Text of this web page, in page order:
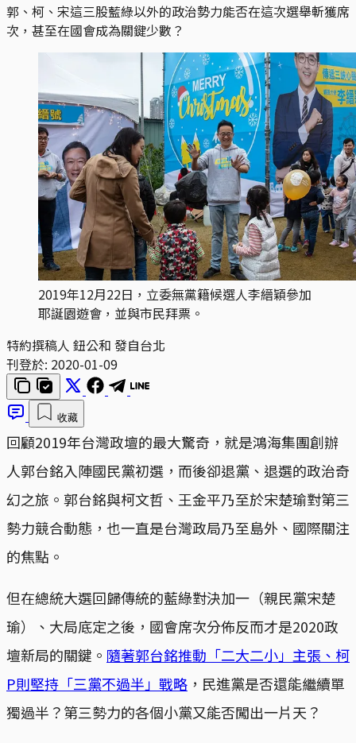
郭、柯、宋這三股藍綠以外的政治勢力能否在這次選舉斬獲席
次，甚至在國會成為關鍵少數？
2019年12月22日，立委無黨籍候選人李縉穎參加
耶誕園遊會，並與市民拜票。
特約撰稿人 鈕公和 發自台北
刊登於: 2020-01-09
收藏
回顧2019年台灣政壇的最大驚奇，就是鴻海集團創辦
人郭台銘入陣國民黨初選，而後卻退黨、退選的政治奇
幻之旅。郭台銘與柯文哲、王金平乃至於宋楚瑜對第三
勢力競合動態，也一直是台灣政局乃至島外、國際關注
的焦點。
但在總統大選回歸傳統的藍綠對決加一（親民黨宋楚
瑜）、大局底定之後，國會席次分佈反而才是2020政
壇新局的關鍵。 隨著郭台銘推動「二大二小」主張、柯
P則堅持「三黨不過半」戰略 ，民進黨是否還能繼續單
獨過半？第三勢力的各個小黨又能否闖出一片天？